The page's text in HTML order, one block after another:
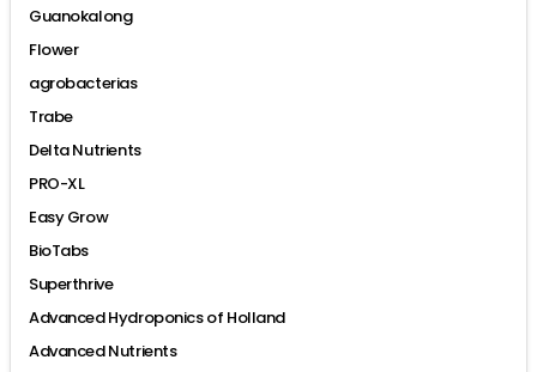
Guanokalong
Flower
agrobacterias
Trabe
Delta Nutrients
PRO-XL
Easy Grow
BioTabs
Superthrive
Advanced Hydroponics of Holland
Advanced Nutrients